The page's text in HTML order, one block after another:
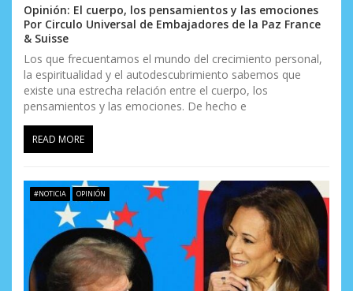
Opinión: El cuerpo, los pensamientos y las emociones
Por Circulo Universal de Embajadores de la Paz France
& Suisse
Los que frecuentamos el mundo del crecimiento personal,
la espiritualidad y el autodescubrimiento sabemos que
existe una estrecha relación entre el cuerpo, los
pensamientos y las emociones. De hecho e
READ MORE
#NOTICIA OPINIÓN